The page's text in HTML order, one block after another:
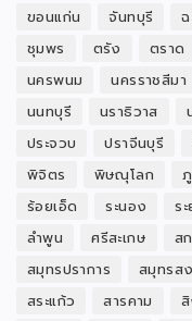
ขอนแก่น
จันทบุรี
ชุมพร
ตรัง ตราด
นครพนม
นครราชสีมา
นนทบุรี
นราธิวาส
ประจวบ
ปราจีนบุรี
พิจิตร
พิษณุโลก
ร้อยเอ็ด
ระนอง ร
ลำพูน
ศรีสะเกษ ส
สมุทรปราการ
สมุทรส
สระแก้ว
สารคาม